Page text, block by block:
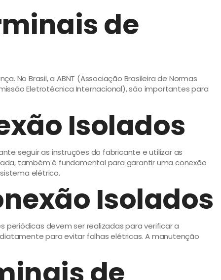
de
No Brasil, a ABNT (Associação Brasileira de Normas
Eletrotécnica Internacional), são importantes para
Isolados
seguir as instruções do fabricante e utilizar as
também é fundamental para garantir uma conexão
elétrico.
Isolados
periódicas devem ser realizadas para verificar a
para evitar falhas elétricas. A manutenção